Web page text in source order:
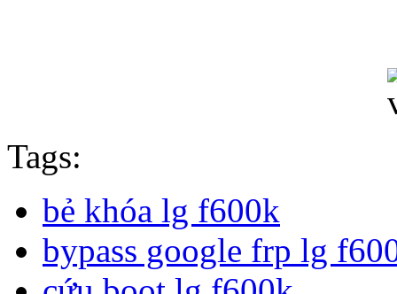
Tags:
bẻ khóa lg f600k
bypass google frp lg